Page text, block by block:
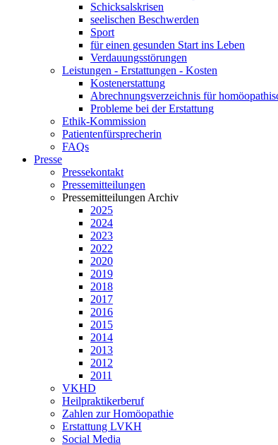
Schicksalskrisen
seelischen Beschwerden
Sport
für einen gesunden Start ins Leben
Verdauungsstörungen
Leistungen - Erstattungen - Kosten
Kostenerstattung
Abrechnungsverzeichnis für
Probleme bei der Erstattung
Ethik-Kommission
Patientenfürsprecherin
FAQs
Presse
Pressekontakt
Pressemitteilungen
Pressemitteilungen Archiv
2025
2024
2023
2022
2020
2019
2018
2017
2016
2015
2014
2013
2012
2011
VKHD
Heilpraktikerberuf
Zahlen zur Homöopathie
Erstattung LVKH
Social Media